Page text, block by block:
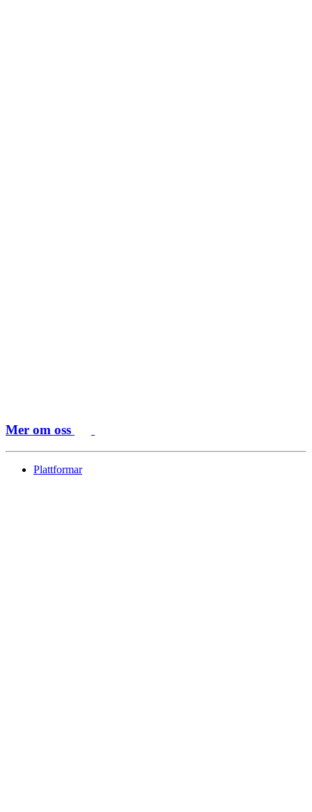
Mer om oss
Plattformar